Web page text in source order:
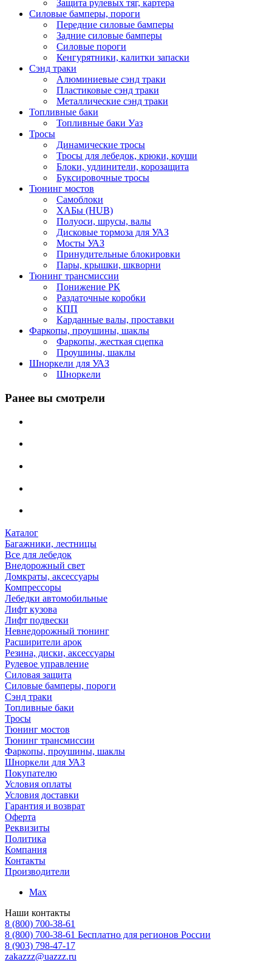
Защита рулевых тяг, картера
Силовые бамперы, пороги
Передние силовые бамперы
Задние силовые бамперы
Силовые пороги
Кенгурятники, калитки запаски
Сэнд траки
Алюминиевые сэнд траки
Пластиковые сэнд траки
Металлические сэнд траки
Топливные баки
Топливные баки Уаз
Тросы
Динамические тросы
Тросы для лебедок, крюки, коуши
Блоки, удлинители, корозащита
Буксировочные тросы
Тюнинг мостов
Самоблоки
ХАБы (HUB)
Полуоси, шрусы, валы
Дисковые тормоза для УАЗ
Мосты УАЗ
Принудительные блокировки
Пары, крышки, шкворни
Тюнинг трансмиссии
Понижение РК
Раздаточные коробки
КПП
Карданные валы, проставки
Фаркопы, проушины, шаклы
Фаркопы, жесткая сцепка
Проушины, шаклы
Шноркели для УАЗ
Шноркели
Ранее вы смотрели
Каталог
Багажники, лестницы
Все для лебедок
Внедорожный свет
Домкраты, аксессуары
Компрессоры
Лебедки автомобильные
Лифт кузова
Лифт подвески
Невнедорожный тюнинг
Расширители арок
Резина, диски, аксессуары
Рулевое управление
Силовая защита
Силовые бамперы, пороги
Сэнд траки
Топливные баки
Тросы
Тюнинг мостов
Тюнинг трансмиссии
Фаркопы, проушины, шаклы
Шноркели для УАЗ
Покупателю
Условия оплаты
Условия доставки
Гарантия и возврат
Оферта
Реквизиты
Политика
Компания
Контакты
Производители
Max
Наши контакты
8 (800) 700-38-61
8 (800) 700-38-61 Бесплатно для регионов России
8 (903) 798-47-17
zakazzz@uazzz.ru